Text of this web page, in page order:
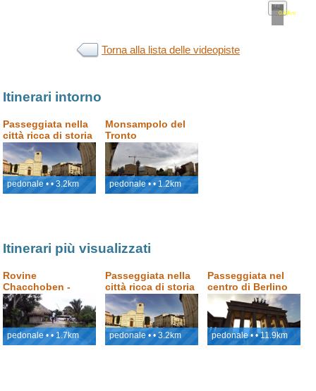
0.49km•
Torna alla lista delle videopiste
Itinerari intorno
Passeggiata nella
città ricca di storia
- Ascoli Piceno
pedonale • • 3.2km
Monsampolo del
Tronto
pedonale • • 1.2km
Itinerari più visualizzati
Rovine
Chacchoben -
monumenti Maya,
Costa Maya,
Messico
pedonale • • 1.7km
Passeggiata nella
città ricca di storia
- Ascoli Piceno
pedonale • • 3.2km
Passeggiata nel
centro di Berlino
pedonale • • 11.9km